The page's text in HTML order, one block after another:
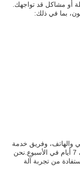
أو مشاكل قد تواجهك.
بما في ذلك:
والهاتف، وفريق خدمة
العملاء لدينا متاح على مدار 24 ساعة في اليوم، 7 أيام في الأسبوع.نحن
من تجربة آلة